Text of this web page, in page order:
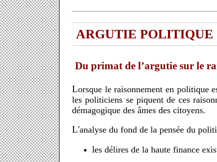
ARGUTIE POLITIQUE
Du primat de l’argutie sur le
Lorsque le raisonnement en politique est utilisé à des fins de persuasion, les argumentations trop subtiles deviennent des arguties. Dans un concert unanime,
les politiciens se piquent de ces
démagogique des âmes des citoyens.
L'analyse du fond de la pensée du
les délires de la haute finance